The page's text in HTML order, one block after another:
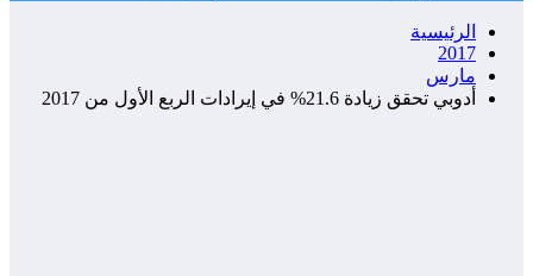
الرئيسية
2017
مارس
أدوبي تحقق زيادة 21.6% في إيرادات الربع الأول من 2017